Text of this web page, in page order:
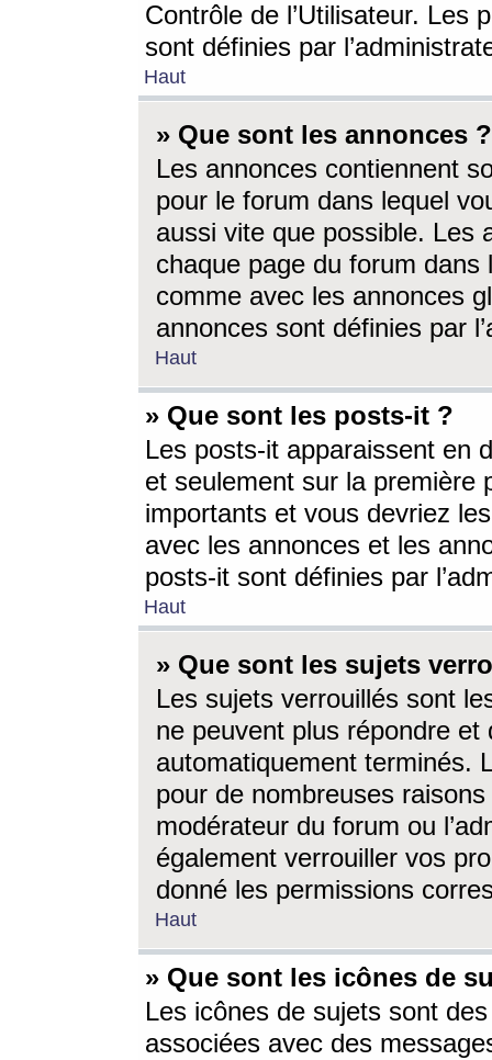
Contrôle de l’Utilisateur. Les
sont définies par
Haut
» Que sont les annonces ?
Les annonces contiennent
pour le forum dans lequel
aussi vite que possible. Les
chaque page du forum dans
comme avec les annonces
annonces sont définies par
Haut
» Que sont les posts-it ?
Les posts-it apparaissent en
et seulement sur la première
importants et vous devriez
avec les annonces et les
posts-it sont définies par
Haut
» Que sont les sujets
Les sujets verrouillés sont
ne peuvent plus répondre
automatiquement terminés.
pour de nombreuses
modérateur du forum ou
également verrouiller vos
donné les permissions
Haut
» Que sont les icônes de
Les icônes de sujets sont
associées avec des